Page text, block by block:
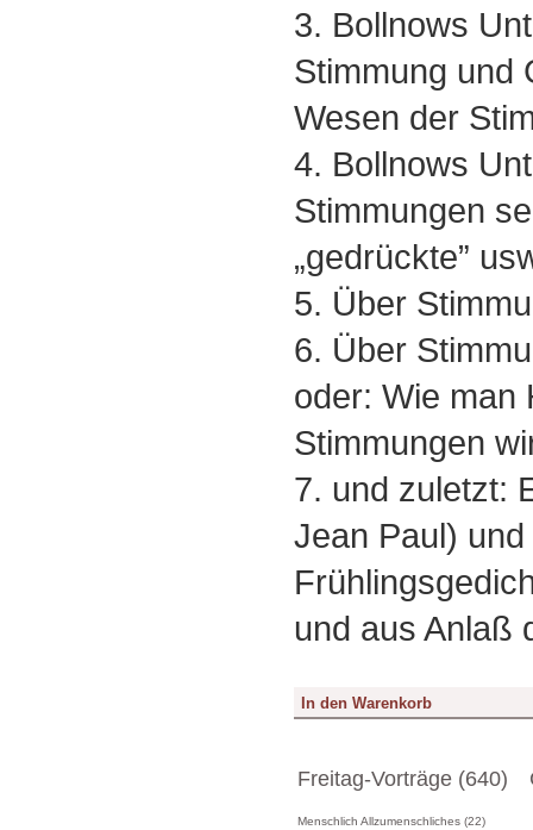
3. Bollnows
Stimmung und
Wesen der
4. Bollnows
Stimmungen
„gedrückte”
5. Über
6. Über
oder: Wie man
Stimmungen
7. und zuletzt:
Jean Paul)
und aus Anlaß
Freitag-Vorträge (640)
Menschlich Allzumenschliches (22)